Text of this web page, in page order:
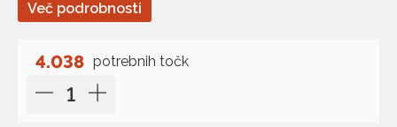
Več podrobnosti
4.038 potrebnih točk